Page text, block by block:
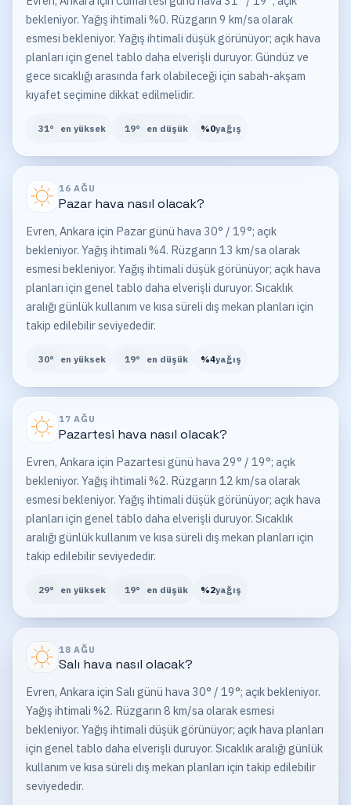
bekleniyor. Yağış ihtimali %0. Rüzgarın 9 km/sa olarak
esmesi bekleniyor. Yağış ihtimali düşük görünüyor; açık hava
planları için genel tablo daha elverişli duruyor. Gündüz ve
gece sıcaklığı arasında fark olabileceği için sabah-akşam
kıyafet seçimine dikkat edilmelidir.
31° en yüksek 19° en düşük %0yağış
16 AĞU
Pazarhava nasıl olacak?
Evren, Ankara için Pazar günü hava 30° / 19°; açık
bekleniyor. Yağış ihtimali %4. Rüzgarın 13 km/sa olarak
esmesi bekleniyor. Yağış ihtimali düşük görünüyor; açık hava
planları için genel tablo daha elverişli duruyor. Sıcaklık
aralığı günlük kullanım ve kısa süreli dış mekan planları için
takip edilebilir seviyededir.
30° en yüksek 19° en düşük %4yağış
17 AĞU
Pazartesi hava nasıl olacak?
Evren, Ankara için Pazartesi günü hava 29° / 19°; açık
bekleniyor. Yağış ihtimali %2. Rüzgarın 12 km/sa olarak
esmesi bekleniyor. Yağış ihtimali düşük görünüyor; açık hava
planları için genel tablo daha elverişli duruyor. Sıcaklık
aralığı günlük kullanım ve kısa süreli dış mekan planları için
takip edilebilir seviyededir.
29° en yüksek 19° en düşük %2yağış
18 AĞU
Salı hava nasıl olacak?
Evren, Ankara için Salı günü hava 30° / 19°; açık bekleniyor.
Yağış ihtimali %2. Rüzgarın 8 km/sa olarak esmesi
bekleniyor. Yağış ihtimali düşük görünüyor; açık hava planları
için genel tablo daha elverişli duruyor. Sıcaklık aralığı günlük
kullanım ve kısa süreli dış mekan planları için takip edilebilir
seviyededir.